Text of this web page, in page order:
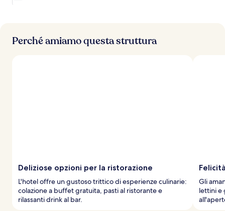
Perché amiamo questa struttura
Deliziose opzioni per la ristorazione
L'hotel offre un gustoso trittico di esperienze culinarie:
colazione a buffet gratuita, pasti al ristorante e
rilassanti drink al bar.
Gli
lettini e